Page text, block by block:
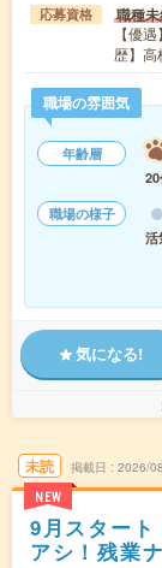
応募資格 職種
【優
歴】
職場の雰囲気
年齢層
職場の様子
活
気になる!
未読
NEW
掲載日 2026/
9月スタート
アシ！残業